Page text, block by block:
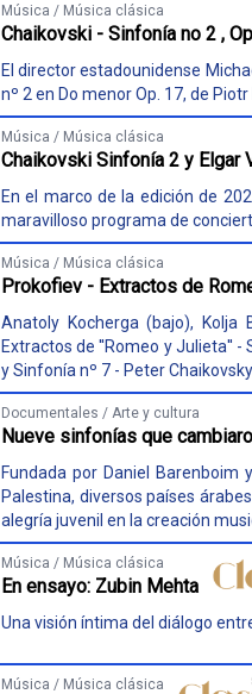
Música / Música clásica
Chaikovski - Sinfonía no 2 ,
El director estadounidense
nº 2 en Do menor Op. 17, de
Música / Música clásica
Chaikovski Sinfonía 2 y Elgar
En el marco de la edición de
maravilloso programa de
Música / Música clásica
Prokofiev - Extractos de
Anatoly Kocherga (bajo), Kolja
Extractos de ''Romeo y Julieta'' -
y Sinfonía nº 7 - Peter Chaikovsky:
Documentales / Arte y cultura
Nueve sinfonías que
Fundada por Daniel Barenboim
Palestina, diversos países
alegría juvenil en la creación
Música / Música clásica
En ensayo: Zubin Mehta
Una visión íntima del diálogo
Música / Música clásica